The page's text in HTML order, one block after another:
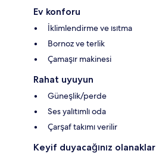
Ev konforu
İklimlendirme ve ısıtma
Bornoz ve terlik
Çamaşır makinesi
Rahat uyuyun
Güneşlik/perde
Ses yalıtımlı oda
Çarşaf takımı verilir
Keyif duyacağınız olanaklar